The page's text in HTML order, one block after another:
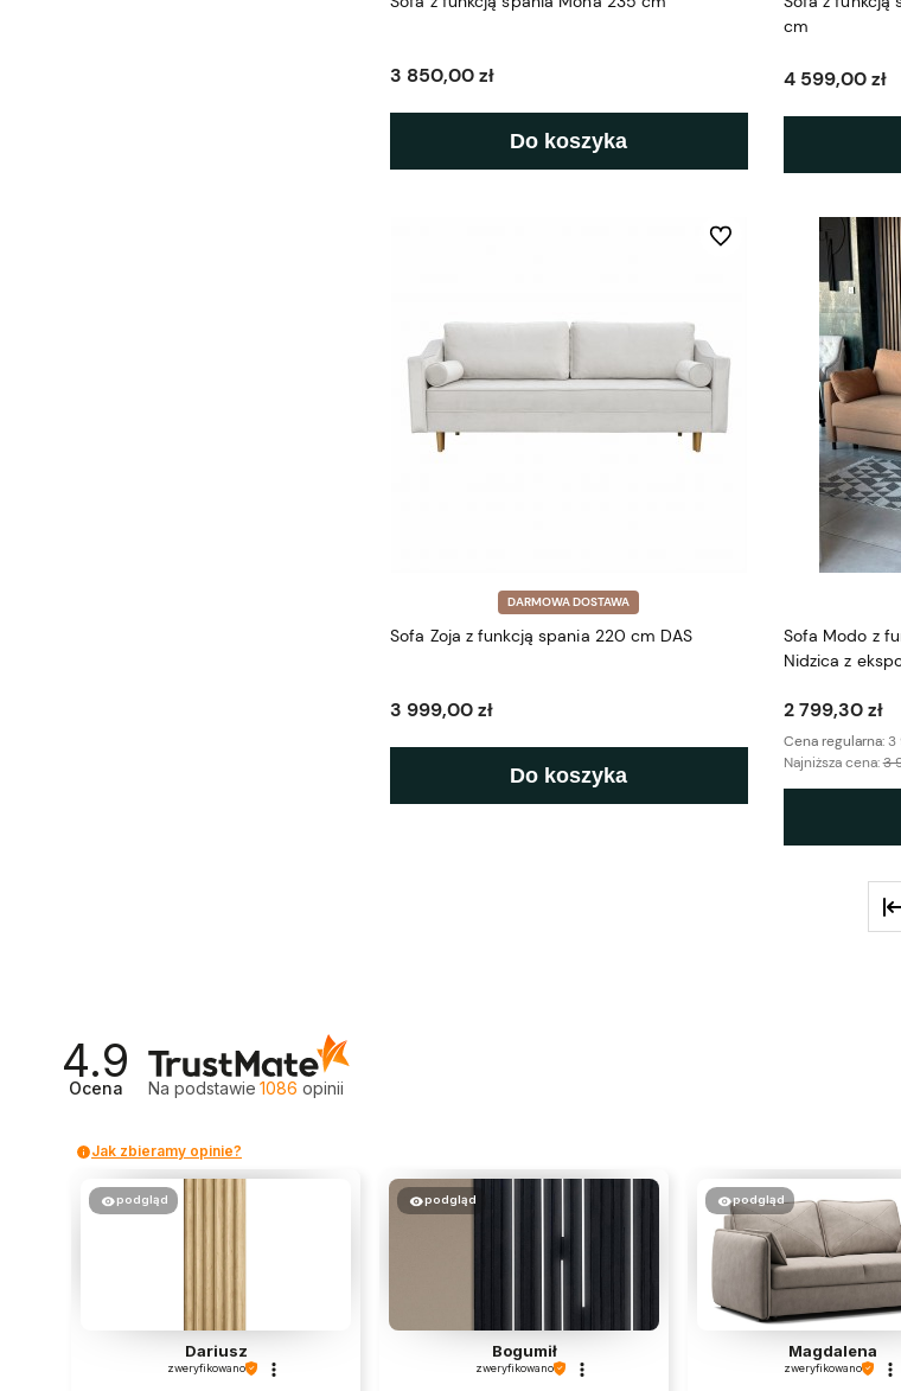
3 850,00 zł
Do koszyka
cm
4 599,00 zł
DARMOWA DOSTAWA
Sofa Zoja z funkcją spania 220 cm DAS
3 999,00 zł
Do koszyka
Do ulubionych
Sofa Modo z
Nidzica z
2 799,30 zł
Cena regularna:3
Najniższa cena:3
4.9
Ocena Na podstawie 1086 opinii
Jak zbieramy opinie?
podgląd
Dariusz
zweryfikowano
podgląd
Bogumił
zweryfikowano
podgląd
Magdalena
zweryfikowano